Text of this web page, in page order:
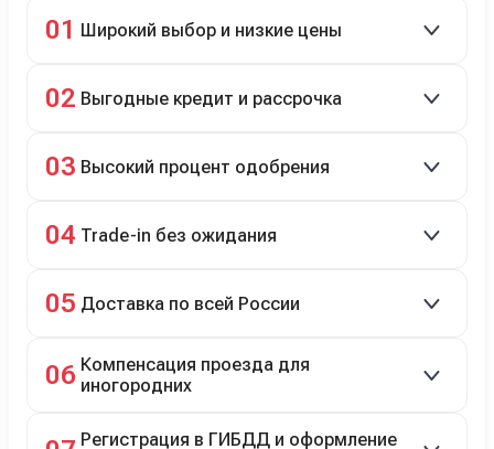
01 Широкий выбор и низкие цены
подержанные авто.
02 Выгодные кредит и рассрочка
рассрочка 0% на 2 года при первом взносе 35–50%.
03 Высокий процент одобрения
04 Trade-in без ожидания
05 Доставка по всей России
06 Компенсация проезда для
иногородних
Регистрация в ГИБДД и оформление